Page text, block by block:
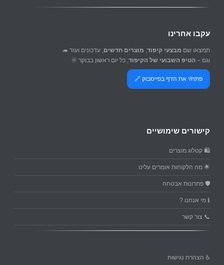
עקבו אחרינו
תמצאו שם מבצעי קיפוד, מוצרים חדשים, עדכונים ועוד 🦔
וגם – הטיפ השבועי של הקיפוד, כל יום ראשון בבוקר 🌞
פתח/י את הדף בפייסבוק 🔗
קישורים שימושיים
🛍️ קטלוג מוצרים
🌟 מה הלקוחות אומרים עלינו
🛡️ פתרונות אבטחה
ℹ️ מי אנחנו ?
📞 צור קשר
♿ הצהרת נגישות